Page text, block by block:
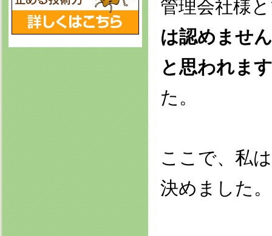
管理会社様
は認めませ
と思われま
た。
ここで、私
決めました。